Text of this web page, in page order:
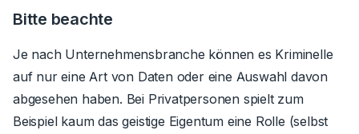
Bitte beachte
Je nach Unternehmensbranche können es Kriminelle
auf nur eine Art von Daten oder eine Auswahl davon
abgesehen haben. Bei Privatpersonen spielt zum
Beispiel kaum das geistige Eigentum eine Rolle (selbst